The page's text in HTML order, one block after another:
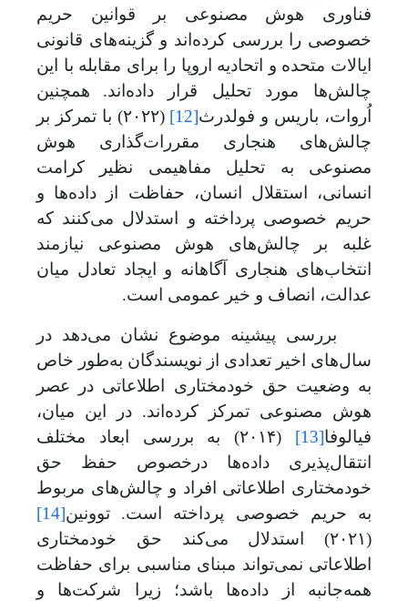
فناوری هوش مصنوعی بر قوانین حریم
خصوصی را بررسی کرده‌اند و گزینه‌های قانونی
ایالات متحده و اتحادیه اروپا را برای مقابله با این
چالشها مورد تحلیل قرار داده اند.
همچنین
اُروات، باریس و فولدرث[12]
(۲۰۲۲) با تمرکز بر
چالش‌های هنجاری مقررات‌گذاری هوش
مصنوعی به تحلیل مفاهیمی نظیر کرامت
انسانی، استقلال انسان، حفاظت از داده‌ها و
حریم خصوصی پرداخته‌ و استدلال میکنند که
غلبه بر چالش‌های هوش مصنوعی نیازمند
انتخاب‌های هنجاری آگاهانه و ایجاد تعادل میان
عدالت، انصاف و خیر عمومی است.
بررسی پیشینه موضوع نشان میدهد در
سالهای اخیر تعدادی از نویسندگان بهطور خاص
به وضعیت حق خودمختاری اطلاعاتی در عصر
هوش مصنوعی تمرکز کرده اند. در این میان،
فیالوفا[13]
(۲۰۱۴)
به بررسی ابعاد مختلف
انتقال‌پذیری داده‌ها درخصوص حفظ حق
خودمختاری اطلاعاتی افراد و چالش‌های مربوط
به حریم خصوصی پرداخته است. توونین[14]
(۲۰۲۱) استدلال میکند حق خودمختاری
اطلاعاتی نمی‌تواند مبنای مناسبی برای حفاظت
همه‌جانبه از دادهها باشد؛ زیرا شرکت‌ها و